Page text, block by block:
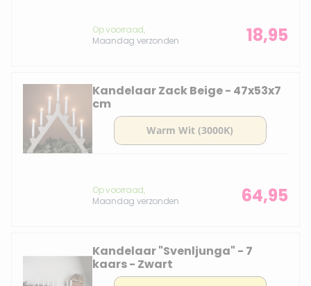
Op voorraad,
Maandag verzonden
18,95
Kandelaar Zack Beige - 47x53x7
cm
Op voorraad,
Maandag verzonden
64,95
Kandelaar "Svenljunga" - 7
kaars - Zwart